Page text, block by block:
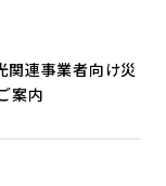
関連事業者向け災
案内